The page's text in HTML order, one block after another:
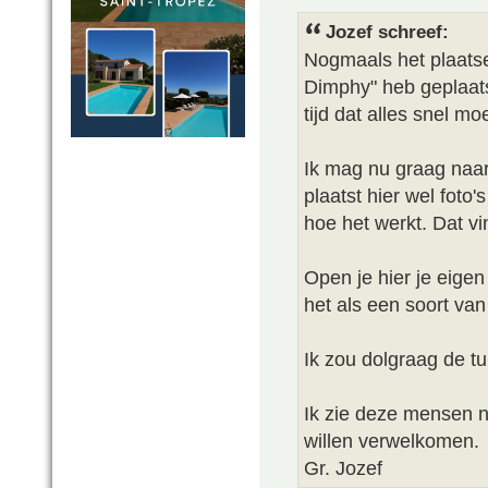
Jozef schreef:
Nogmaals het
Dimphy" heb
tijd dat alles snel
Ik mag nu graag
plaatst hier wel
hoe het werkt. Dat
Open je hier je
het als een soort
Ik zou dolgraag de
Ik zie deze mensen
willen verwelkomen.
Gr. Jozef